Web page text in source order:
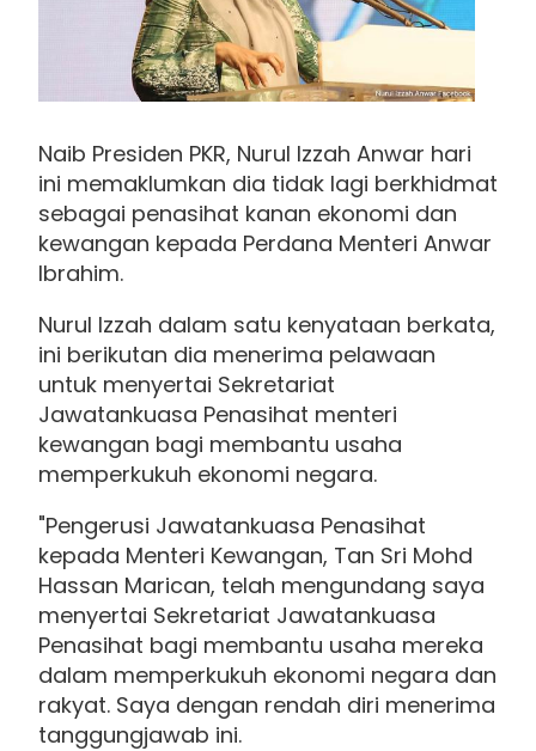
Naib Presiden PKR, Nurul Izzah Anwar hari
ini memaklumkan dia tidak lagi berkhidmat
sebagai penasihat kanan ekonomi dan
kewangan kepada Perdana Menteri Anwar
Ibrahim.
Nurul Izzah dalam satu kenyataan berkata,
ini berikutan dia menerima pelawaan
untuk menyertai Sekretariat
Jawatankuasa Penasihat menteri
kewangan bagi membantu usaha
memperkukuh ekonomi negara.
"Pengerusi Jawatankuasa Penasihat
kepada Menteri Kewangan, Tan Sri Mohd
Hassan Marican, telah mengundang saya
menyertai Sekretariat Jawatankuasa
Penasihat bagi membantu usaha mereka
dalam memperkukuh ekonomi negara dan
rakyat. Saya dengan rendah diri menerima
tanggungjawab ini.